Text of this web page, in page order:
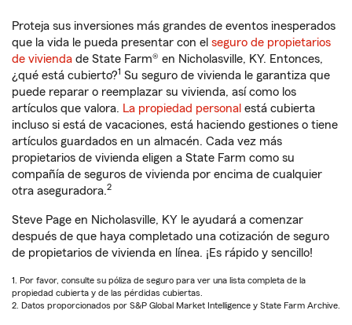
Proteja sus inversiones más grandes de eventos inesperados
que la vida le pueda presentar con el seguro de propietarios
de vivienda de State Farm® en Nicholasville, KY. Entonces,
¿qué está cubierto?1 Su seguro de vivienda le garantiza que
puede reparar o reemplazar su vivienda, así como los
artículos que valora. La propiedad personal está cubierta
incluso si está de vacaciones, está haciendo gestiones o tiene
artículos guardados en un almacén. Cada vez más
propietarios de vivienda eligen a State Farm como su
compañía de seguros de vivienda por encima de cualquier
otra aseguradora.2
Steve Page en Nicholasville, KY le ayudará a comenzar
después de que haya completado una cotización de seguro
de propietarios de vivienda en línea. ¡Es rápido y sencillo!
1. Por favor, consulte su póliza de seguro para ver una lista completa de la
propiedad cubierta y de las pérdidas cubiertas.
2. Datos proporcionados por S&P Global Market Intelligence y State Farm Archive.